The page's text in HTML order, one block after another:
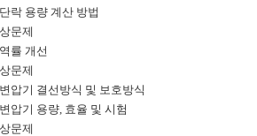
락 용량 계산 방법
문제
률 개선
문제
압기 결선방식 및 보호방식
압기 용량, 효율 및 시험
문제